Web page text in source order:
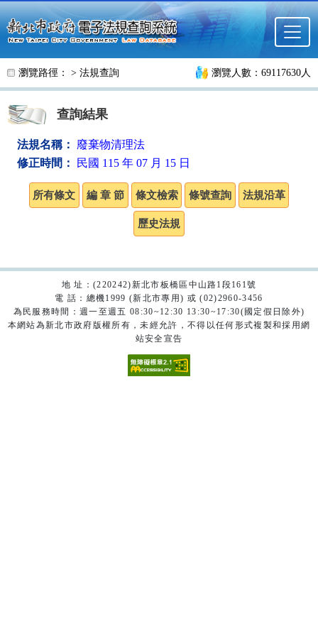
跳至主要內容
瀏覽路徑： > 法規查詢 瀏覽人數：69117630人
查詢結果
法規名稱：
廢棄物清理法
修正時間：
民國 115 年 07 月 15 日
地 址：(220242)新北市板橋區中山路1段161號
電 話：總機1999 (新北市專用) 或 (02)2960-3456
為民服務時間：週一至週五 08:30~12:30 13:30~17:30(國定假日除外)
本網站為新北市政府版權所有，未經允許，不得以任何形式複製和採用網
站安全宣告